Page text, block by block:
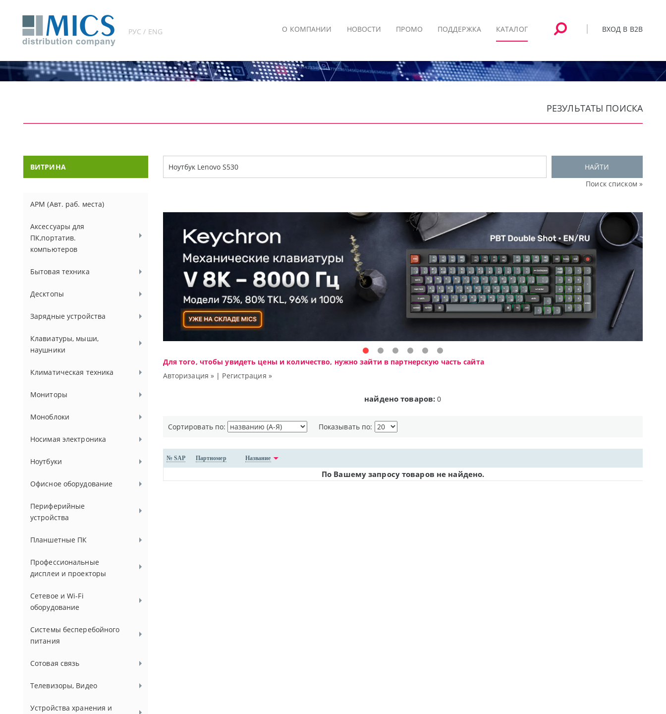
РУС / ENG ВХОД В B2B
О КОМПАНИИ НОВОСТИ ПРОМО ПОДДЕРЖКА КАТАЛОГ
РЕЗУЛЬТАТЫ ПОИСКА
ВИТРИНА
АРМ (Авт. раб. места)
Аксессуары для
ПК,портатив.
компьютеров
Бытовая техника
Десктопы
Зарядные устройства
Клавиатуры, мыши,
наушники
Климатическая техника
Мониторы
Моноблоки
Носимая электроника
Ноутбуки
Офисное оборудование
Периферийные
устройства
Планшетные ПК
Профессиональные
дисплеи и проекторы
Сетевое и Wi-Fi
оборудование
Системы бесперебойного
питания
Сотовая связь
Телевизоры, Видео
Устройства хранения и
НАЙТИ
Поиск списком »
Для того, чтобы увидеть цены и количество, нужно зайти в партнерскую часть сайта
Авторизация » | Регистрация »
найдено товаров: 0
Сортировать по: Показывать по:
№ SAP Партномер Название
По Вашему запросу товаров не найдено.